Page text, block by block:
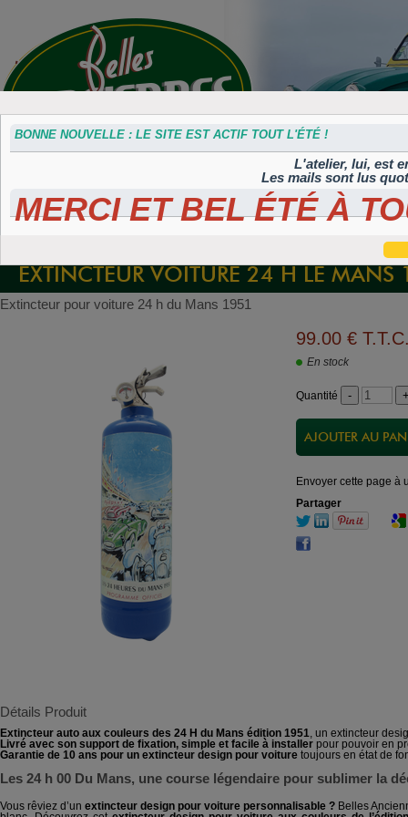
Accessoires
divers
Plaques 3D
Maillefaud et
Plaques
immatriculation
Plaques
autocollantes et
Plaques
peintes
BONNE NOUVELLE : LE SITE EST ACTIF TOUT L'ÉTÉ !
L'atelier, lui, est
Les mails sont lus
MERCI ET BEL ÉTÉ À
EXTINCTEUR VOITURE 24 H LE
Extincteur pour voiture 24 h du Mans 1951
99.00 €
En stock
Quantité
Envoyer cette page à
Partager
Détails Produit
Extincteur auto aux couleurs des 24 H du Mans édition 1951, un extincteur
Livré avec son support de fixation, simple et facile à installer pour pouvoir en
Garantie de 10 ans pour un extincteur design pour voiture toujours en état de
Les 24 h 00 Du Mans, une course légendaire pour sublimer la
Vous rêviez d’un extincteur design pour voiture personnalisable ? Belles